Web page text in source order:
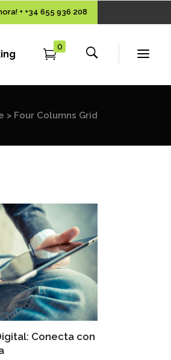
+ +34 655 936 208
0
> Four Columns Grid
Conecta con